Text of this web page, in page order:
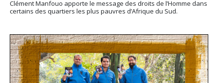
Clément Manfouo apporte le message des droits de l’Homme dans
certains des quartiers les plus pauvres d’Afrique du Sud.